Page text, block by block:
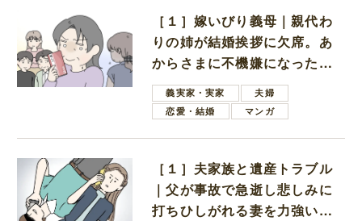
［１］嫁いびり義母｜親代わ
りの姉が結婚挨拶に欠席。あ
からさまに不機嫌になった義
母義実家・実家
夫婦
恋愛・結婚
マンガ
［１］夫家族と遺産トラブル
｜父が事故で急逝し悲しみに
打ちひしがれる妻を力強い言